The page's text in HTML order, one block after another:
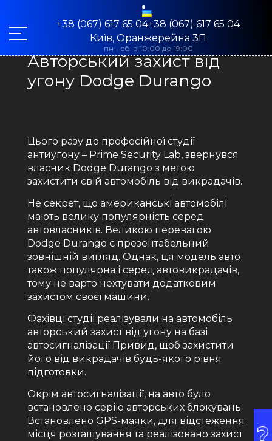
+38 (067) 617 65 04+38 (067) 617 65 04
Київ, Оранжерейна 3П
пн - сб: з 10:00 до 19:00
Авторський захист від
угону Dodge Durango
Цього разу до професійної студії
антиугону – Prime Security Lab, звернувся
власник Dodge Durango з метою
захистити свій автомобіль від викрадачів.
Не секрет, що американські автомобілі
мають велику популярність серед
автовласників. Великою перевагою
Dodge Durango є презентабельний
зовнішній вигляд. Однак, ця модель авто
також популярна і серед автовикрадачів,
тому не варто нехтувати додатковим
захистом своєї машини.
Фахівці студії реалізували на автомобіль
авторський захист від угону на базі
автосигналізації Привид, щоб захистити
його від викрадачів будь-якого рівня
підготовки.
Окрім автосигналізації, на авто було
встановлено серію авторських блокувань.
Встановлено GPS-маяки, для відстеження
місця розташування та реалізовано захист